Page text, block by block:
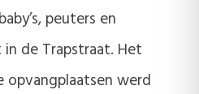
peuters en
de Trapstraat. Het
opvangplaatsen werd